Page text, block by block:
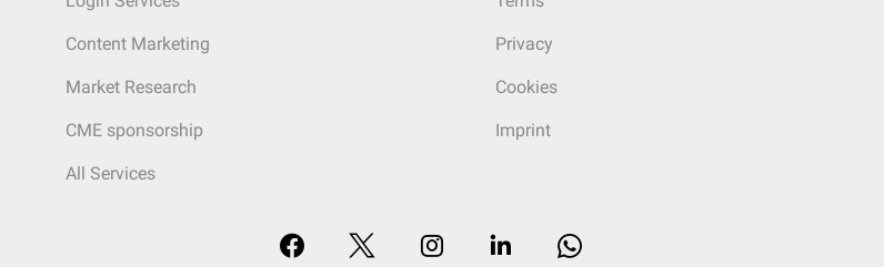
Content Marketing
Market Research
CME sponsorship
All Services
Privacy
Cookies
Imprint